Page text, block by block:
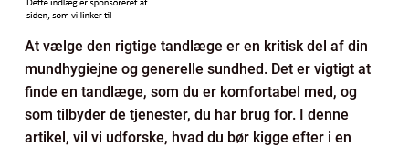
At vælge den rigtige tandlæge er en kritisk del af din
mundhygiejne og generelle sundhed. Det er vigtigt at
finde en tandlæge, som du er komfortabel med, og
som tilbyder de tjenester, du har brug for. I denne
artikel, vil vi udforske, hvad du bør kigge efter i en